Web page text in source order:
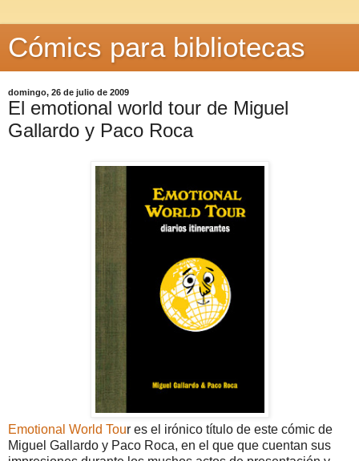
Cómics para bibliotecas
domingo, 26 de julio de 2009
El emotional world tour de Miguel
Gallardo y Paco Roca
Emotional World Tour es el irónico título de este cómic de
Miguel Gallardo y Paco Roca, en el que que cuentan sus